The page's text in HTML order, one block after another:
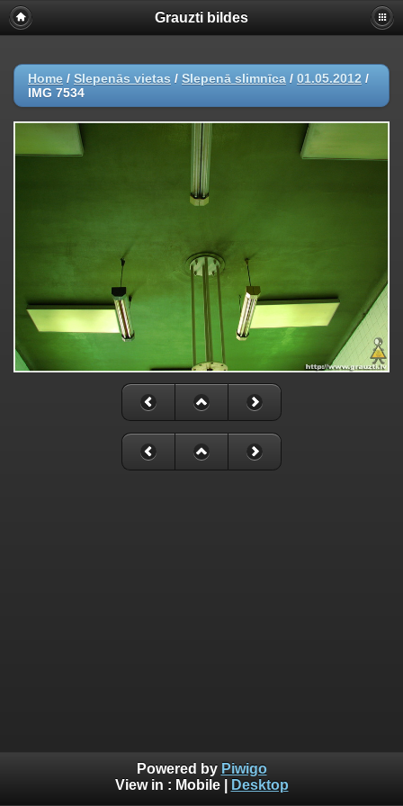
Grauzti bildes
Home / Slepenās vietas / Slepenā slimnīca / 01.05.2012 /
IMG 7534
Powered by Piwigo
View in : Mobile| Desktop